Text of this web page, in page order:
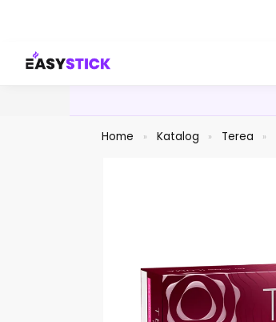
Home » Katalog » Terea »